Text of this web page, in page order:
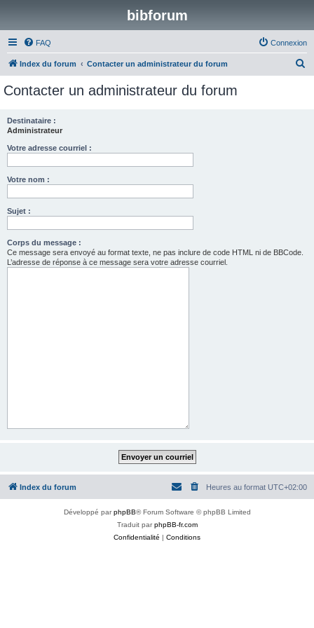
bibforum
FAQ Connexion
Index du forum Contacter un administrateur du forum
Contacter un administrateur du forum
Destinataire :
Administrateur
Votre adresse courriel :
Votre nom :
Sujet :
Corps du message :
Ce message sera envoyé au format texte, ne pas inclure de code HTML ni de BBCode.
L’adresse de réponse à ce message sera votre adresse courriel.
Index du forum Heures au format UTC+02:00
Développé parphpBB® Forum Software © phpBB Limited
Traduit parphpBB-fr.com
Confidentialité | Conditions